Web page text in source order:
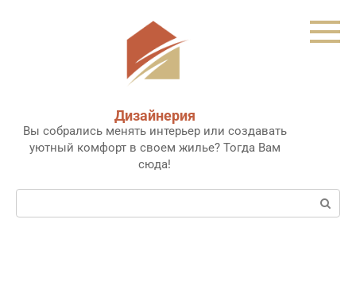
Дизайнерия
Вы собрались менять интерьер или создавать
уютный комфорт в своем жилье? Тогда Вам
сюда!
Поиск: